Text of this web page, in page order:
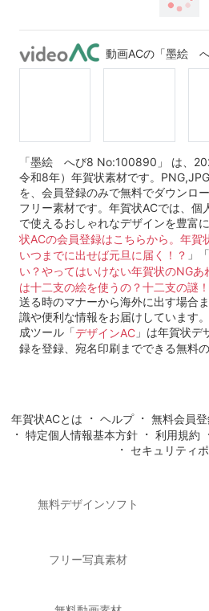
動画ACの「墨絵
「墨絵 へび8 No:100890」 は、
令和8年）年賀状素材です。
を、会員登録のみで無料でダウンロ
フリー素材です。年賀状ACでは、個
で使えるおしゃれなデザインを豊富
状ACの会員登録はこちらから。 年賀
いつまでに出せば元旦に届く！？ 」「
い？やってはいけない年賀状のNGあ
は十二支の絵を使うの？十二支の謎
送る時のマナーから海外に出す場合
識や便利な情報をお届けしています
成ツール「デザインAC 」は年賀状デ
録を登録、宛名印刷までできる無料
年賀状ACとは ・ ヘルプ・ 無料会員
・ 特定個人情報基本方針 ・ 利用規約
・ セキュリティ
無料デザインソフト
フリー写真素材